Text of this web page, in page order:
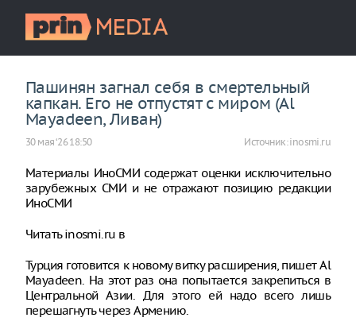
Пашинян загнал себя в смертельный
капкан. Его не отпустят с миром (Al
Mayadeen, Ливан)
30 мая ‘26 18:50 Источник:inosmi.ru
Материалы ИноСМИ содержат оценки исключительно
зарубежных СМИ и не отражают позицию редакции
ИноСМИ
Читать inosmi.ru в
Турция готовится к новому витку расширения, пишет Al
Mayadeen. На этот раз она попытается закрепиться в
Центральной Азии. Для этого ей надо всего лишь
перешагнуть через Армению.